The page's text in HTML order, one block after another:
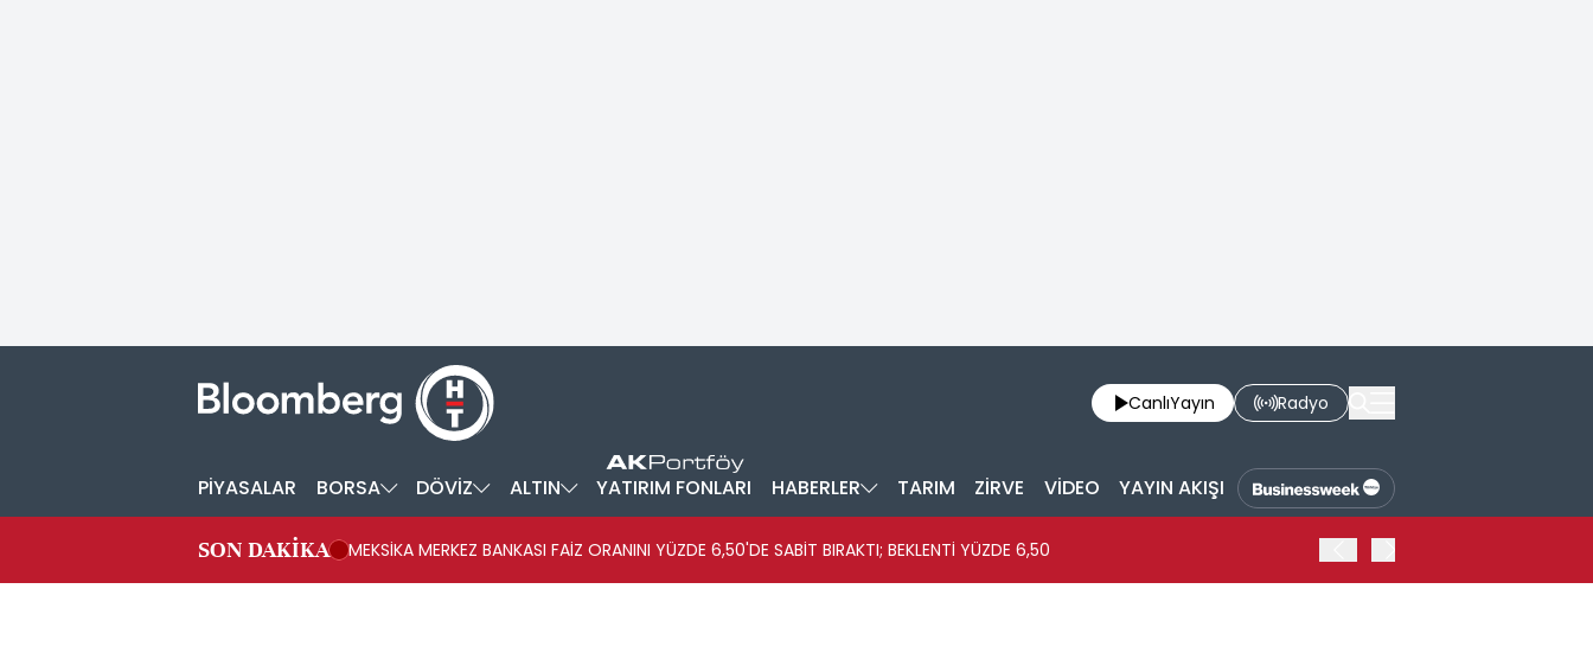
CanlıYayın Radyo
PİYASALAR BORSA DÖVİZ ALTIN YATIRIM FONLARI HABERLER TARIM ZİRVE VİDEO YAYIN AKIŞI
SON DAKİKA MEKSİKA MERKEZ BANKASI FAİZ ORANINI YÜZDE 6,50'DE SABİT BIRAKTI; BEKLENTİ YÜZDE 6,50